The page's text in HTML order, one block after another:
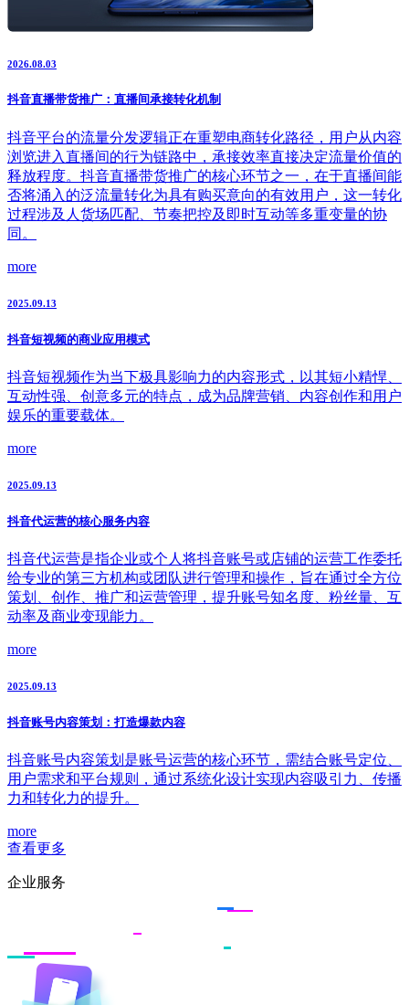
2026.08.03
抖音直播带货推广：直播间承接转化机制
抖音平台的流量分发逻辑正在重塑电商转化路径，用户从内容
浏览进入直播间的行为链路中，承接效率直接决定流量价值的
释放程度。抖音直播带货推广的核心环节之一，在于直播间能
否将涌入的泛流量转化为具有购买意向的有效用户，这一转化
过程涉及人货场匹配、节奏把控及即时互动等多重变量的协
同。
more
2025.09.13
抖音短视频的商业应用模式
抖音短视频作为当下极具影响力的内容形式，以其短小精悍、
互动性强、创意多元的特点，成为品牌营销、内容创作和用户
娱乐的重要载体。
more
2025.09.13
抖音代运营的核心服务内容
抖音代运营是指企业或个人将抖音账号或店铺的运营工作委托
给专业的第三方机构或团队进行管理和操作，旨在通过全方位
策划、创作、推广和运营管理，提升账号知名度、粉丝量、互
动率及商业变现能力。
more
2025.09.13
抖音账号内容策划：打造爆款内容
抖音账号内容策划是账号运营的核心环节，需结合账号定位、
用户需求和平台规则，通过系统化设计实现内容吸引力、传播
力和转化力的提升。
more
查看更多
企业服务